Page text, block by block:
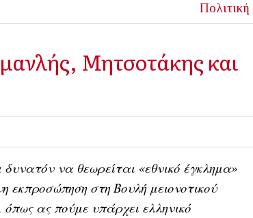
Πολιτική
Μητσοτάκης και
να θεωρείται «εθνικό έγκλημα»
εκπροσώπηση στη Βουλή μειονοτικού
ας πούμε υπάρχει ελληνικό